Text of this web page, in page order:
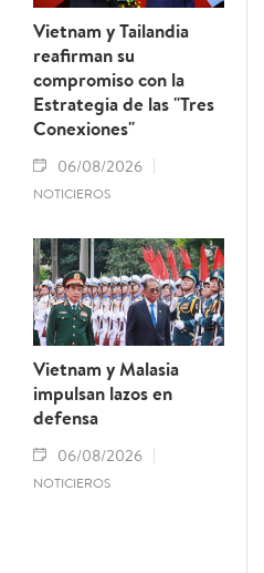
Vietnam y Tailandia
reafirman su
compromiso con la
Estrategia de las "Tres
Conexiones"
06/08/2026
NOTICIEROS
Vietnam y Malasia
impulsan lazos en
defensa
06/08/2026
NOTICIEROS